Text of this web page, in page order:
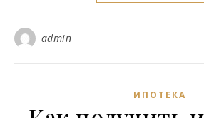
admin
ИПОТЕКА